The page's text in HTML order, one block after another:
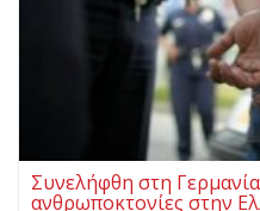
Συνελήφθη στη
ανθρωποκτονίες στην